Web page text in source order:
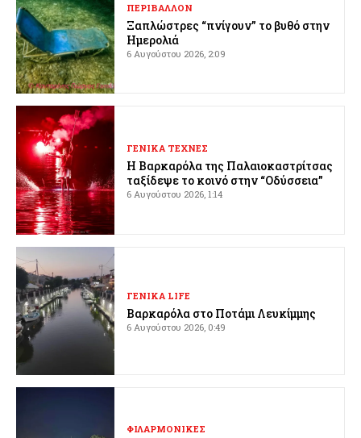
ΠΕΡΙΒΑΛΛΟΝ
Ξαπλώστρες “πνίγουν” το βυθό στην
Ημερολιά
6 Αυγούστου 2026, 2:09
ΓΕΝΙΚΑ ΤΕΧΝΕΣ
Η Βαρκαρόλα της Παλαιοκαστρίτσας
ταξίδεψε το κοινό στην “Οδύσσεια”
6 Αυγούστου 2026, 1:14
ΓΕΝΙΚΑ LIFE
Βαρκαρόλα στο Ποτάμι Λευκίμμης
6 Αυγούστου 2026, 0:49
ΦΙΛΑΡΜΟΝΙΚΕΣ